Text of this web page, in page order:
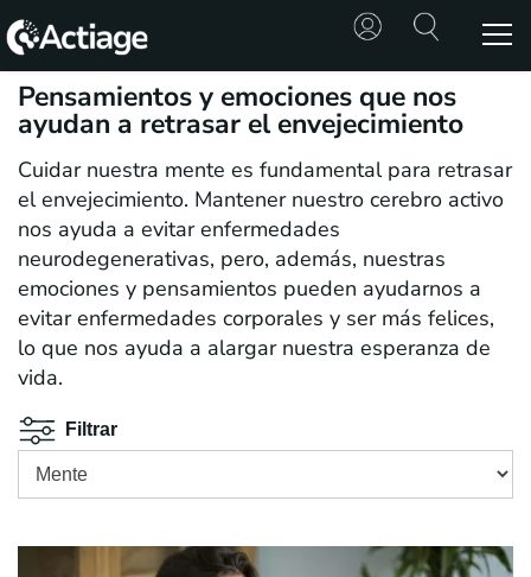
SHOP
TRATAMIENTOS
CONSULTA
CONOCE
ACTIAGE
RECURSOS
Pensamientos y emociones que nos
ayudan a retrasar el envejecimiento
Cuidar nuestra mente es fundamental para retrasar
el envejecimiento. Mantener nuestro cerebro activo
nos ayuda a evitar enfermedades
neurodegenerativas, pero, además, nuestras
emociones y pensamientos pueden ayudarnos a
evitar enfermedades corporales y ser más felices,
lo que nos ayuda a alargar nuestra esperanza de
vida.
Filtrar